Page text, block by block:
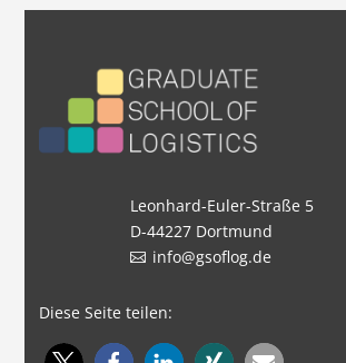
Leonhard-Euler-Straße 5
D-44227 Dortmund
info@gsoflog.de
Diese Seite teilen: